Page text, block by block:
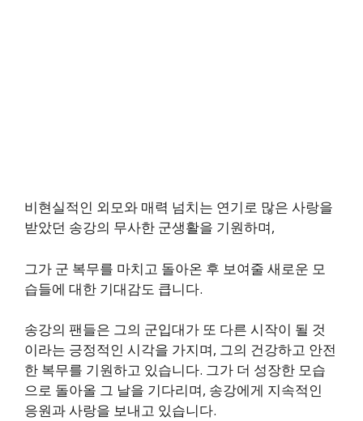
비현실적인 외모와 매력 넘치는 연기로 많은 사랑을
받았던 송강의 무사한 군생활을 기원하며,
그가 군 복무를 마치고 돌아온 후 보여줄 새로운 모
습들에 대한 기대감도 큽니다.
송강의 팬들은 그의 군입대가 또 다른 시작이 될 것
이라는 긍정적인 시각을 가지며, 그의 건강하고 안전
한 복무를 기원하고 있습니다. 그가 더 성장한 모습
으로 돌아올 그 날을 기다리며, 송강에게 지속적인
응원과 사랑을 보내고 있습니다.